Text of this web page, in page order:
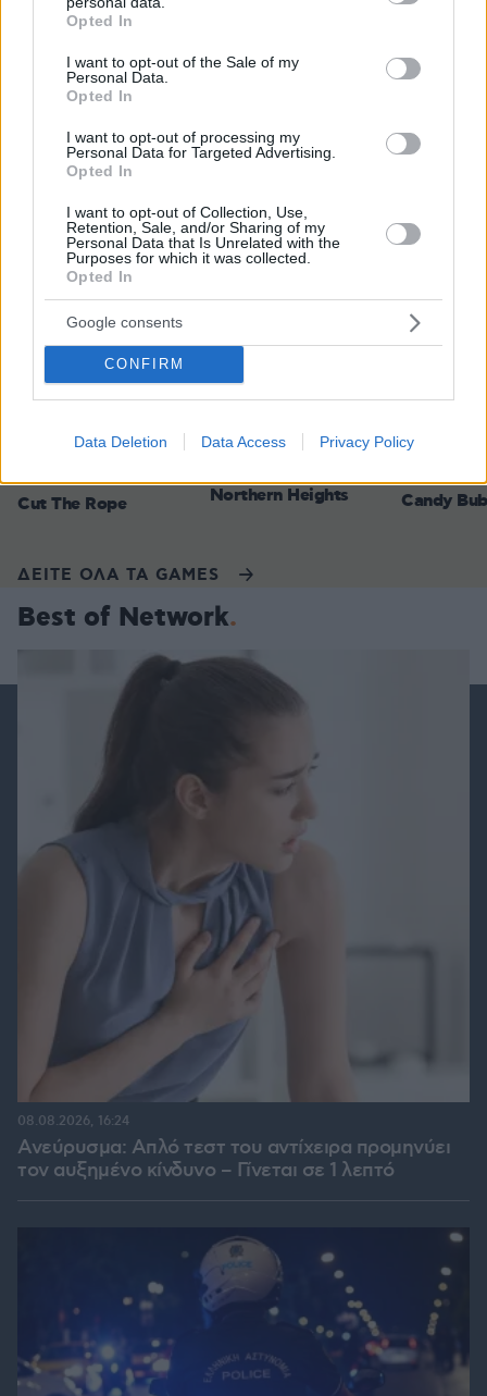
grant or deny consent to Google and its third-party tags to
use your data for below specified purposes in below Google
consent section.
Opted In
I want to opt-out of the Sale of my
Personal Data.
Opted In
I want to opt-out of processing my
Personal Data for Targeted Advertising.
Opted In
I want to opt-out of Collection, Use,
Retention, Sale, and/or Sharing of my
Personal Data that Is Unrelated with the
Purposes for which it was collected.
Opted In
Google consents
CONFIRM
Data Deletion Data Access Privacy Policy
08.08.2026, 21:02
«Δεν είναι η Τζορτζίνα»: Απίστευτο
από εκκλησία περίμεναν τον γάμο του
Ρονάλντο και είδαν άλλο ζευγάρι, η
αντίδραση του Πορτογάλου σταρ
08.08.2026, 21:05 11
Games
Cut The Rope Northern Heights Candy
ΔΕΙΤΕ ΟΛΑ ΤΑ GAMES
Best of Network
Ανεύρυσμα: Απλό τεστ του αντίχειρα προμηνύει
τον αυξημένο κίνδυνο – Γίνεται σε 1 λεπτό
08.08.2026, 16:24